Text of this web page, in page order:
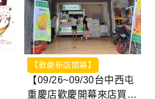
【歡慶新店開幕】
【09/26~09/30台中西屯
重慶店歡慶開幕來店買一